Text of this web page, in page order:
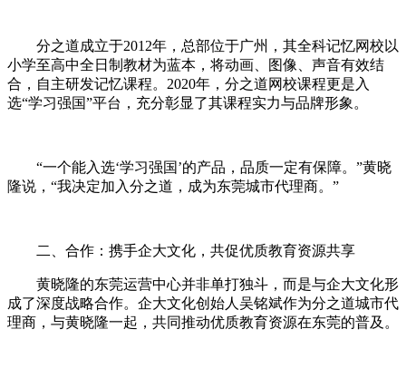
分之道成立于2012年，总部位于广州，其全科记忆网校以
小学至高中全日制教材为蓝本，将动画、图像、声音有效结
合，自主研发记忆课程。2020年，分之道网校课程更是入
选“学习强国”平台，充分彰显了其课程实力与品牌形象。
“一个能入选‘学习强国’的产品，品质一定有保障。”黄晓
隆说，“我决定加入分之道，成为东莞城市代理商。”
二、合作：携手企大文化，共促优质教育资源共享
黄晓隆的东莞运营中心并非单打独斗，而是与企大文化形
成了深度战略合作。企大文化创始人吴铭斌作为分之道城市代
理商，与黄晓隆一起，共同推动优质教育资源在东莞的普及。